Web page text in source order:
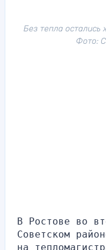
Без тепла остались
Фото:
В Ростове во
Советском
на